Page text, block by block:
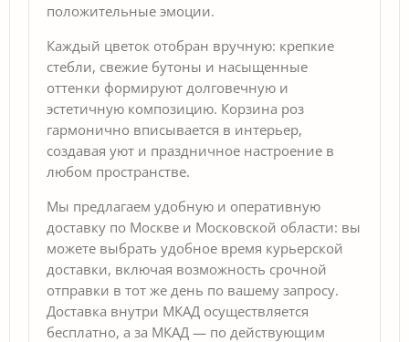
положительные эмоции.
Каждый цветок отобран вручную: крепкие
стебли, свежие бутоны и насыщенные
оттенки формируют долговечную и
эстетичную композицию. Корзина роз
гармонично вписывается в интерьер,
создавая уют и праздничное настроение в
любом пространстве.
Мы предлагаем удобную и оперативную
доставку по Москве и Московской области: вы
можете выбрать удобное время курьерской
доставки, включая возможность срочной
отправки в тот же день по вашему запросу.
Доставка внутри МКАД осуществляется
бесплатно, а за МКАД — по действующим